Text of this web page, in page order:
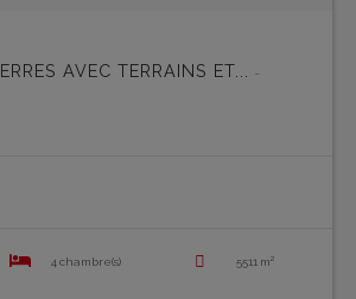
AVEC TERRAINS ET...
-
4 chambre(s) 5511 m²